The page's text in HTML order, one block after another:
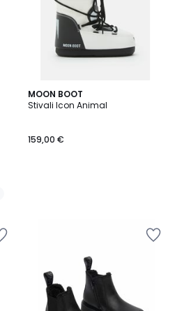
MOON BOOT
Stivali Icon Animal
159,00 €